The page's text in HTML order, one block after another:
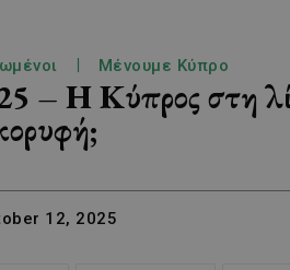
Μένουμε Κύπρο
– Η Κύπρος στη
12, 2025